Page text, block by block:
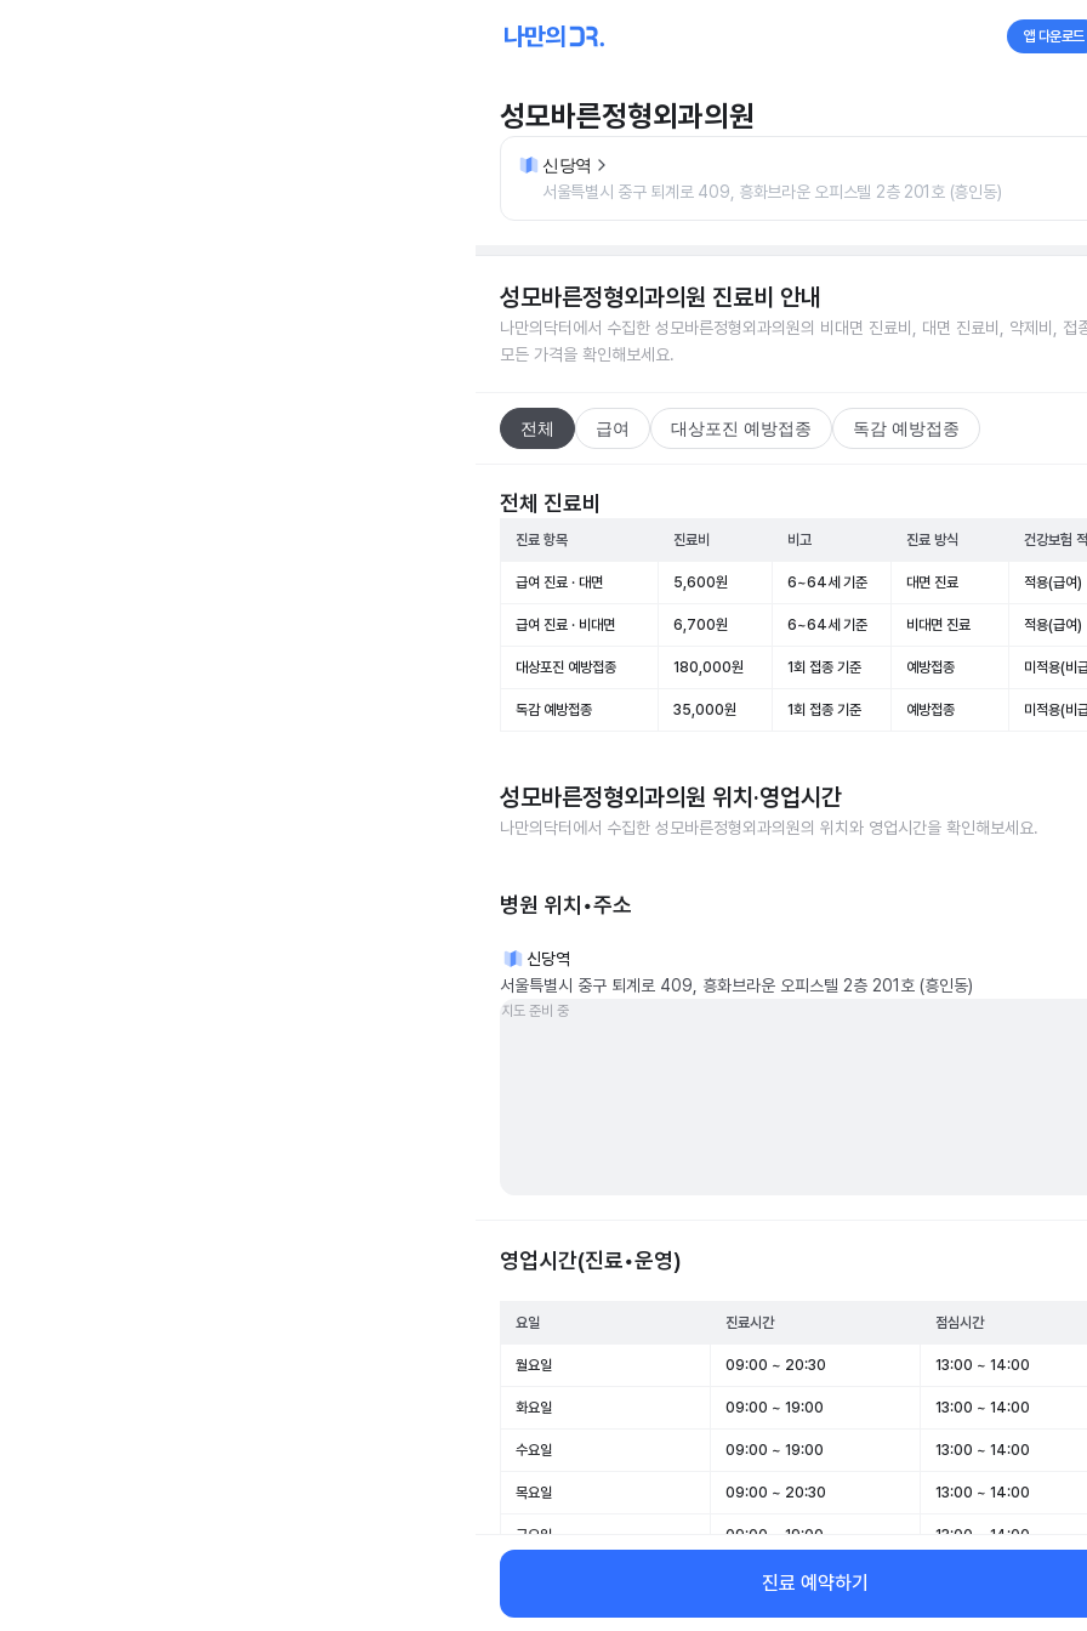
앱 다운로드
성모바른정형외과의원
신당역
서울특별시 중구 퇴계로 409, 흥화브라운 오피스텔 2층 201호 (흥인동)
성모바른정형외과의원 진료비 안내
나만의닥터에서 수집한 성모바른정형외과의원의 비대면 진료비, 대면 진료비, 약제비, 접
모든 가격을 확인해보세요.
전체 급여 대상포진 예방접종 독감 예방접종
전체 진료비
진료 항목 진료비 비고 진료 방식 건강보험
급여 진료 · 대면 5,600원 6~64세 기준 대면 진료 적용(급여)
급여 진료 · 비대면 6,700원 6~64세 기준 비대면 진료 적용(급여)
대상포진 예방접종 180,000원 1회 접종 기준 예방접종 미적용(비
독감 예방접종 35,000원 1회 접종 기준 예방접종 미적용(비
성모바른정형외과의원 위치·영업시간
나만의닥터에서 수집한 성모바른정형외과의원의 위치와 영업시간을 확인해보세요.
병원 위치•주소
신당역
서울특별시 중구 퇴계로 409, 흥화브라운 오피스텔 2층 201호 (흥인동)
지도 준비 중
영업시간(진료•운영)
요일 진료시간 점심시간
월요일 09:00 ~ 20:30 13:00 ~ 14:00
화요일 09:00 ~ 19:00 13:00 ~ 14:00
수요일 09:00 ~ 19:00 13:00 ~ 14:00
목요일 09:00 ~ 20:30 13:00 ~ 14:00
금요일 09:00 ~ 19:00 13:00 ~ 14:00
09:00 ~ 14:00
일요일 휴무 -
진료 예약하기